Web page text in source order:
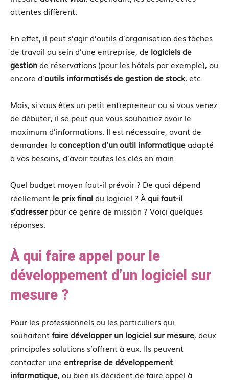
attentes diffèrent.
En effet, il peut s’agir d’outils d’organisation des tâches
de travail au sein d’une entreprise, de logicielsde
gestionde réservations (pour les hôtels par exemple), ou
encore d’outils informatisésde gestion de stock, etc.
Mais, si vous êtes un petit entrepreneur ou si vous venez
de débuter, il se peut que vous souhaitiez avoir le
maximum d’informations. Il est nécessaire, avant de
demander la conception d’un outil informatiqueadapté
à vos besoins, d’avoir toutes les clés en main.
Quel budget moyen faut-il prévoir ? De quoi dépend
réellement le prix finaldu logiciel ? Àqui faut-il
s’adresser pour ce genre de mission ? Voici quelques
réponses.
À qui faire appel pour le
développement d’un logiciel sur
mesure ?
Pour les professionnels ou les particuliers qui
souhaitentfaire développer un logiciel sur mesure, deux
principales solutions s’offrent à eux. Ils peuvent
contacter une entreprise de développement
informatique, ou bien ils décident de faire appel à